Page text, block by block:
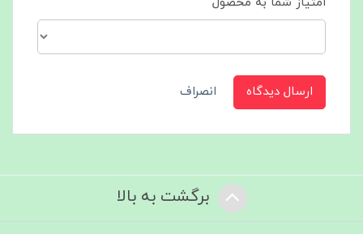
ارسال دیدگاه انصراف
برگشت به بالا